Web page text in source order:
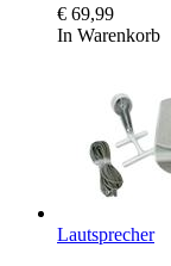
€ 69,99
In Warenkorb
Lautsprecher